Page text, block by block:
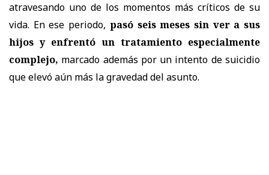
atravesando uno de los momentos más críticos de su
vida. En ese periodo, pasó seis meses sin ver a sus
hijos y enfrentó un tratamiento especialmente
complejo, marcado además por un intento de suicidio
que elevó aún más la gravedad del asunto.